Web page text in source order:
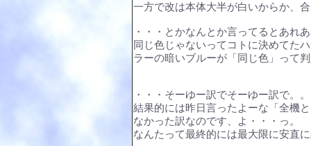
一方で改は本体大半が白いからか、
・・・とかなんとか言ってるとあれ
同じ色じゃないってコトに決めてた
ラーの暗いブルーが「同じ色」って
・・・そーゆー訳でそーゆー訳で。
結果的には昨日言ったよーな「全機
なかった訳なのです、よ・・・っ。
なんたって最終的には最大限に安直